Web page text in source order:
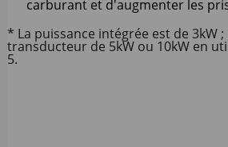
carburant et d'augmenter les
* La puissance intégrée est de 3kW
transducteur de 5kW ou 10kW en
5.